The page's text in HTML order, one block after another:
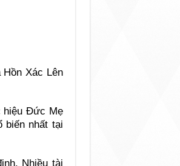
Xác Lên
hiệu Đức Mẹ
biến nhất tại
Nhiều tài